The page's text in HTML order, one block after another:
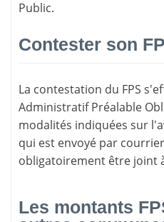
Public.
Contester son
La contestation du FPS
Administratif Préalable
modalités indiquées sur
qui est envoyé par
obligatoirement être joint
Les montants